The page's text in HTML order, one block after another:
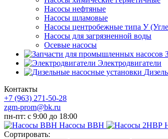
Насосы нефтяные
Насосы шламовые
Насосы центробежные типа У
Насосы для загрязненной воды
Осевые насосы
Электродвигатели
Контакты
+7 (963) 271-50-28
zgm-prom@bk.ru
пн-пт: с 9:00 до 18:00
Насосы ВВН
Сортировать: